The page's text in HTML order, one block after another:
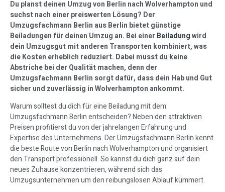
Du planst deinen Umzug von Berlin nach Wolverhampton und
suchst nach einer preiswerten Lösung? Der
Umzugsfachmann Berlin aus Berlin bietet günstige
Beiladungen für deinen Umzug an. Bei einer Beiladungwird
dein Umzugsgut mit anderen Transporten kombiniert, was
die Kosten erheblich reduziert. Dabei musst du keine
Abstriche bei der Qualität machen, denn der
Umzugsfachmann Berlin sorgt dafür, dass dein Hab und Gut
sicher und zuverlässig in Wolverhampton ankommt.
Warum solltest du dich für eine Beiladung mit dem
Umzugsfachmann Berlin entscheiden? Neben den attraktiven
Preisen profitierst du von der jahrelangen Erfahrung und
Expertise des Unternehmens. Der Umzugsfachmann Berlin kennt
die beste Route von Berlin nach Wolverhampton und organisiert
den Transport professionell. So kannst du dich ganz auf dein
neues Zuhause konzentrieren, während sich das
Umzugsunternehmen um den reibungslosen Ablauf kümmert.